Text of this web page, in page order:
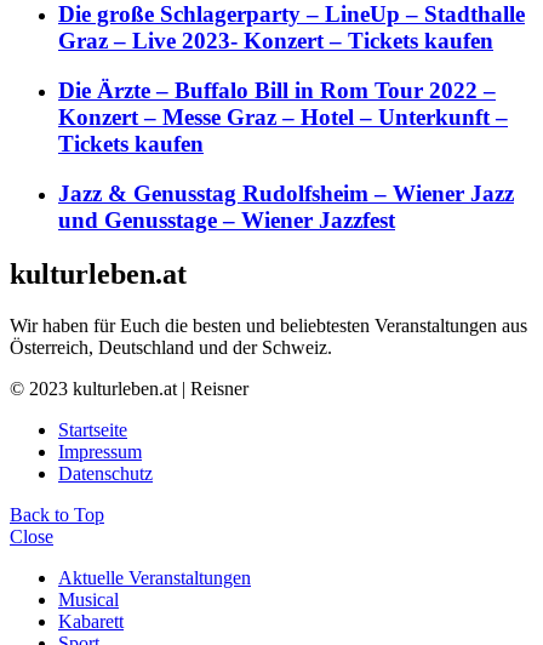
Die große Schlagerparty – LineUp – Stadthalle
Graz – Live 2023- Konzert – Tickets kaufen
Die Ärzte – Buffalo Bill in Rom Tour 2022 –
Konzert – Messe Graz – Hotel – Unterkunft –
Tickets kaufen
Jazz & Genusstag Rudolfsheim – Wiener Jazz
und Genusstage – Wiener Jazzfest
kulturleben.at
Wir haben für Euch die besten und beliebtesten Veranstaltungen aus
Österreich, Deutschland und der Schweiz.
© 2023 kulturleben.at | Reisner
Startseite
Impressum
Datenschutz
Back to Top
Close
Aktuelle Veranstaltungen
Musical
Kabarett